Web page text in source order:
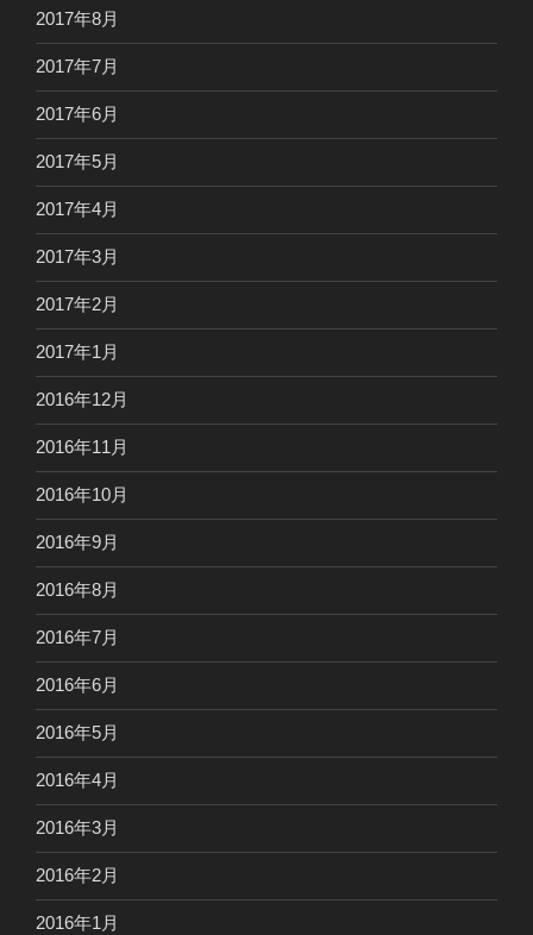
2017年8月
2017年7月
2017年6月
2017年5月
2017年4月
2017年3月
2017年2月
2017年1月
2016年12月
2016年11月
2016年10月
2016年9月
2016年8月
2016年7月
2016年6月
2016年5月
2016年4月
2016年3月
2016年2月
2016年1月